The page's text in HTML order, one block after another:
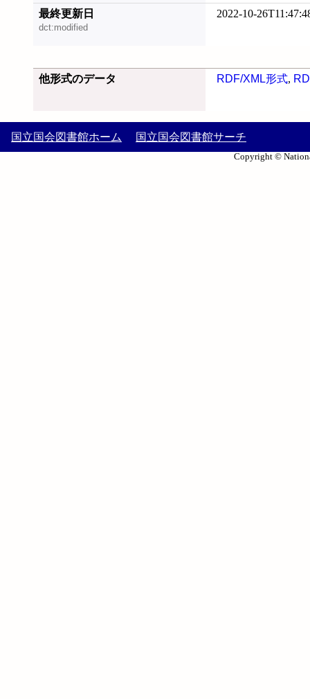
最終更新日
dct:modified
2022-10-
他形式のデータ RDF/XML形式,
国立国会図書館ホーム 国立国会図書館サーチ
Copyright ©